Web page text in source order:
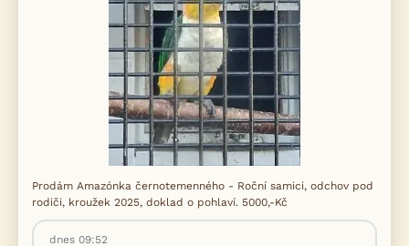
Prodám Amazónka černotemenného - Roční samici, odchov pod
rodiči, kroužek 2025, doklad o pohlaví. 5000,-Kč
dnes 09:52